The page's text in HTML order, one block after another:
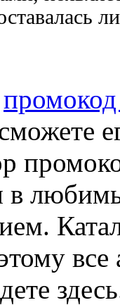
промокод
в